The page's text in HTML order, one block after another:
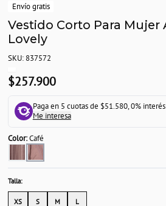
Envío gratis
Vestido Corto Para Mujer
Lovely
SKU: 837572
$257.900
Paga en 5 cuotas de $51.580, 0%
Me interesa
Color:Café
Talla:
XS S M L